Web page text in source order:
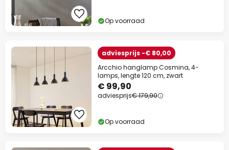
Op voorraad
adviesprijs -€ 80,00
Arcchio hanglamp Cosmina, 4-
lamps, lengte 120 cm, zwart
€ 99,90
adviesprijs€ 179,90
Op voorraad